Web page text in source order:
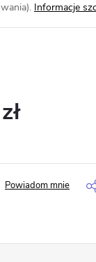
Informacje
Powiadom mnie